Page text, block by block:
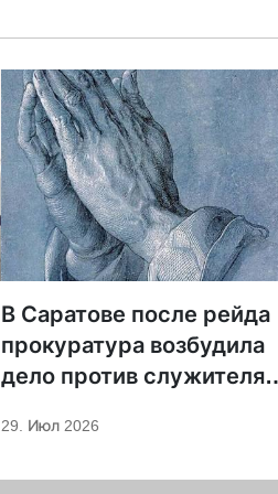
В Саратове после рейда
прокуратура возбудила
дело против служителя
29. Июл 2026